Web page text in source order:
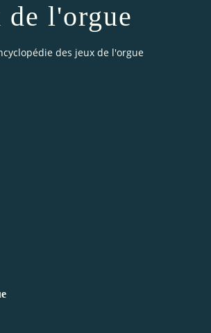
de l'orgue
des jeux de l'orgue